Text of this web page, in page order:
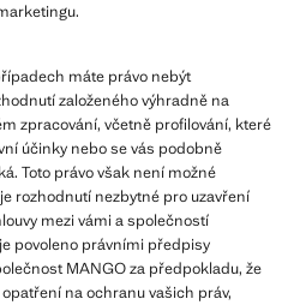
máte právo nebýt
založeného výhradně na
zpracování, včetně profilování, které
účinky nebo se vás podobně
Toto právo však není možné
rozhodnutí nezbytné pro uzavření
mezi vámi a společností
povoleno právními předpisy
MANGO za předpokladu, že
na ochranu vašich práv,